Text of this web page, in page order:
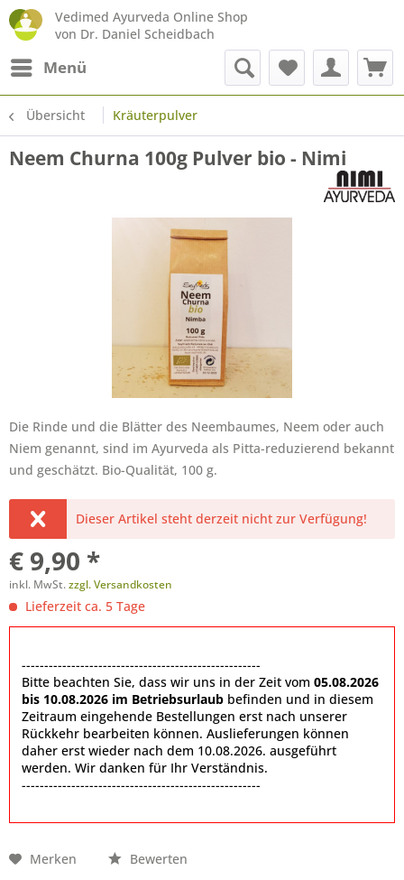
Vedimed Ayurveda Online Shop
von Dr. Daniel Scheidbach
Menü
Übersicht Kräuterpulver
Neem Churna 100g Pulver bio - Nimi
Die Rinde und die Blätter des Neembaumes, Neem oder auch
Niem genannt, sind im Ayurveda als Pitta-reduzierend bekannt
und geschätzt. Bio-Qualität, 100 g.
Dieser Artikel steht derzeit nicht zur Verfügung!
€ 9,90 *
inkl. MwSt.zzgl. Versandkosten
Lieferzeit ca. 5 Tage
-----------------------------------------------------
Bitte beachten Sie, dass wir uns in der Zeit vom 05.08.2026
bis 10.08.2026 im Betriebsurlaub befinden und in diesem
Zeitraum eingehende Bestellungen erst nach unserer
Rückkehr bearbeiten können. Auslieferungen können
daher erst wieder nach dem 10.08.2026. ausgeführt
werden. Wir danken für Ihr Verständnis.
-----------------------------------------------------
Merken Bewerten